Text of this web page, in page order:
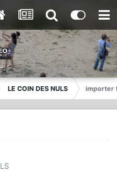
LE COIN DES NULS importer